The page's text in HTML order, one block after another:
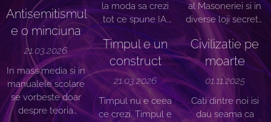
la moda sa crezi
tot ce spune IA.
Suntem dresati in
fiecare zi sa nu
punem la indoiala
IA desi este o
MASINA, un
OBIECT, nu o
PERSOANA CU
al Masoneriei si in
diverse loji secrete
si mistice.
Antisemitismul
e o minciuna
21.03.2026
In mass media si in
manualele scolare
se vorbeste doar
despre teoria
Timpul e un
construct
21.03.2026
Timpul nu e ceea
ce crezi. Timpul e
Civilizatie pe
moarte
01.11.2025
Cati dintre noi isi
dau seama ca